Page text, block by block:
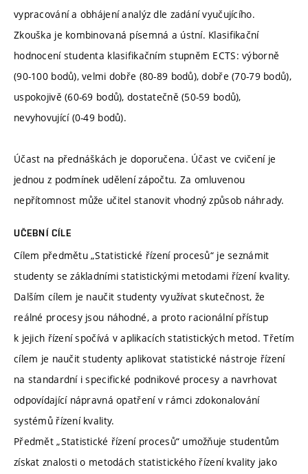
vypracování a obhájení analýz dle zadání vyučujícího.
Zkouška je kombinovaná písemná a ústní. Klasifikační
hodnocení studenta klasifikačním stupněm ECTS: výborně
(90-100 bodů), velmi dobře (80-89 bodů), dobře (70-79 bodů),
uspokojivě (60-69 bodů), dostatečně (50-59 bodů),
nevyhovující (0-49 bodů).
Účast na přednáškách je doporučena. Účast ve cvičení je
jednou z podmínek udělení zápočtu. Za omluvenou
nepřítomnost může učitel stanovit vhodný způsob náhrady.
UČEBNÍ CÍLE
Cílem předmětu „Statistické řízení procesů“ je seznámit
studenty se základními statistickými metodami řízení kvality.
Dalším cílem je naučit studenty využívat skutečnost, že
reálné procesy jsou náhodné, a proto racionální přístup
k jejich řízení spočívá v aplikacích statistických metod. Třetím
cílem je naučit studenty aplikovat statistické nástroje řízení
na standardní i specifické podnikové procesy a navrhovat
odpovídající nápravná opatření v rámci zdokonalování
systémů řízení kvality.
Předmět „Statistické řízení procesů“ umožňuje studentům
získat znalosti o metodách statistického řízení kvality jako